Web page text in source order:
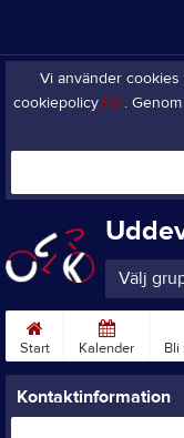
Vi använder
cookiepolicy här.
Välj
Start Kalender Bli
Kontaktinformation